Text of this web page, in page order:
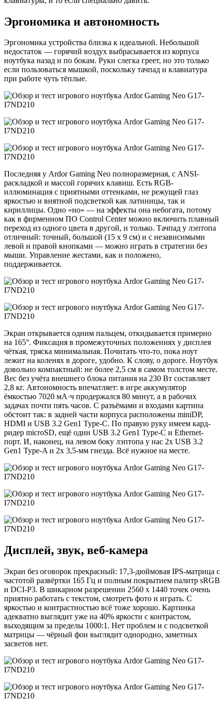
Эргономика и автономность
Эргономика устройства близка к идеальной. Небольшой
недостаток — горячий воздух выбрасывается из корпуса
ноутбука назад и по бокам. Руки слегка греет, но это только
если пользоваться мышкой, поскольку тачпад и клавиатура
при работе чуть тёплые.
Последняя у Ardor Gaming Neo полноразмерная, с ANSI-
раскладкой и массой горячих клавиш. Есть RGB-
иллюминация с приятными оттенками, не режущей глаз
яркостью и внятной подсветкой как латиницы, так и
кириллицы. Одно «но» — на эффекты она небогата, потому
как в фирменном ПО Control Center можно включить плавный
переход из одного цвета в другой, и только. Тачпад у лэптопа
отличный: точный, большой (15 х 9 см) и с независимыми
левой и правой кнопками — можно играть в стратегии без
мыши. Управление жестами, как и положено,
поддерживается.
Экран открывается одним пальцем, откидывается примерно
на 165°. Фиксация в промежуточных положениях у дисплея
чёткая, тряска минимальная. Почитать что-то, пока ноут
лежит на коленях в дороге, удобно. К слову, о дороге. Ноутбук
довольно компактный: не более 2,5 см в самом толстом месте.
Вес без учёта внешнего блока питания на 230 Вт составляет
2,8 кг. Автономность впечатляет: в игре аккумулятор
ёмкостью 7020 мА·ч продержался 80 минут, а в рабочих
задачах почти пять часов. С разъёмами и входами картина
обстоит так: в задней части корпуса расположены miniDP,
HDMI и USB 3.2 Gen1 Type-C. По правую руку имеем кард-
ридер microSD, ещё один USB 3.2 Gen1 Type-C и Ethernet-
порт. И, наконец, на левом боку лэптопа у нас 2x USB 3.2
Gen1 Type-A и 2х 3,5-мм гнезда. Всё нужное на месте.
Дисплей, звук, веб-камера
Экран без оговорок прекрасный: 17,3-дюймовая IPS-матрица с
частотой развёртки 165 Гц и полным покрытием палитр sRGB
и DCI-P3. В шикарном разрешении 2560 х 1440 точек очень
приятно работать с текстом, смотреть фото и играть. С
яркостью и контрастностью всё тоже хорошо. Картинка
адекватно выглядит уже на 40% яркости с контрастом,
выходящим за пределы 1000:1. Нет проблем и с подсветкой
матрицы — чёрный фон выглядит однородно, заметных
засветов нет.